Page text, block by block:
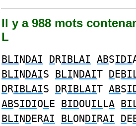
Il y a 988 mots
L
BLINDAI DRIBLAI ABSIDI
BLINDAIS BLINDAIT DE
DRIBLAIS DRIBLAIT ABS
ABSIDIOLE BIDOUILLA
BLINDERAI BLONDIRAI DE